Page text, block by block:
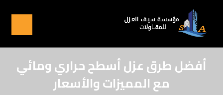
أفضل طرق عزل أسطح حراري ومائي
مع المميزات والأسعار